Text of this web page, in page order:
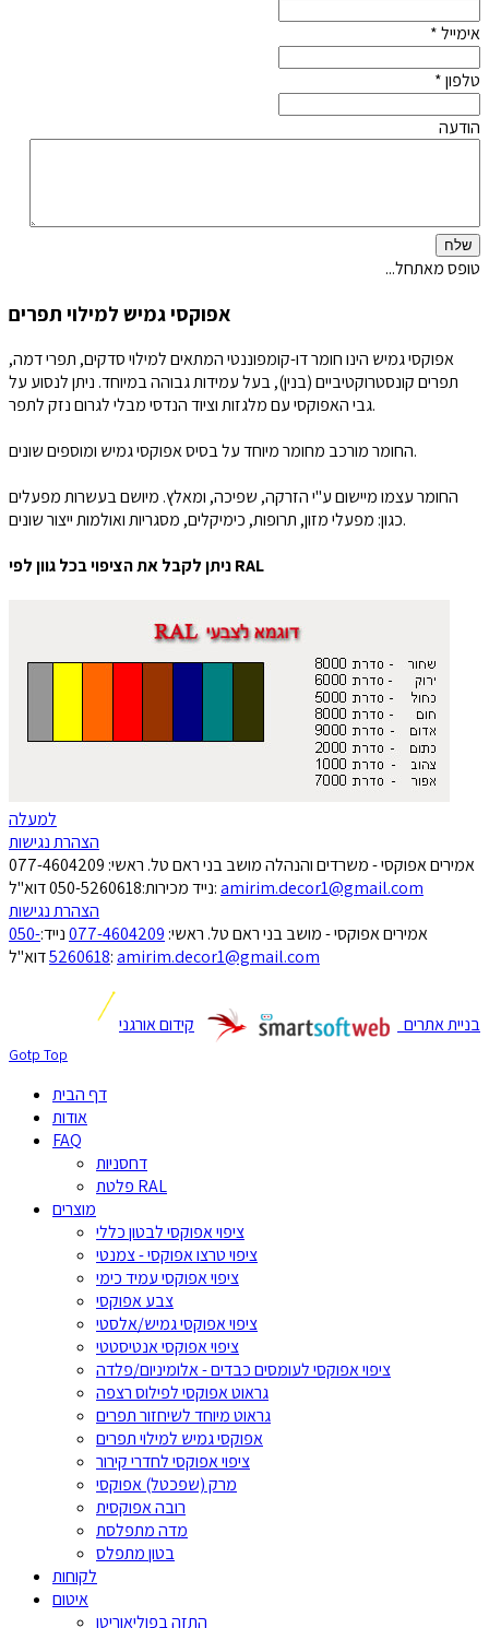
אימייל*
טלפון*
הודעה
שלח
טופס מאתחל...
אפוקסי גמיש למילוי תפרים
אפוקסי גמיש הינו חומר דו-קומפוננטי המתאים למילוי סדקים, תפרי דמה,
תפרים קונסטרוקטיביים (בנין), בעל עמידות גבוהה במיוחד. ניתן לנסוע על
גבי האפוקסי עם מלגזות וציוד הנדסי מבלי לגרום נזק לתפר.
החומר מורכב מחומר מיוחד על בסיס אפוקסי גמיש ומוספים שונים.
החומר עצמו מיישום ע"י הזרקה, שפיכה, ומאלץ. מיושם בעשרות מפעלים
כגון: מפעלי מזון, תרופות, כימיקלים, מסגריות ואולמות ייצור שונים.
ניתן לקבל את הציפוי בכל גוון לפי RAL
למעלה
הצהרת נגישות
אמירים אפוקסי - משרדים והנהלה מושב בני ראם טל. ראשי: 077-4604209
נייד מכירות:050-5260618 דוא"ל:amirim.decor1@gmail.com
הצהרת נגישות
אמירים אפוקסי - מושב בני ראם טל. ראשי: 077-4604209נייד:050-
5260618דוא"ל:amirim.decor1@gmail.com
בניית אתרים קידום אורגני
Gotp Top
דף הבית
אודות
FAQ
דחסניות
פלטת RAL
מוצרים
ציפוי אפוקסי לבטון כללי
ציפוי טרצו אפוקסי - צמנטי
ציפוי אפוקסי עמיד כימי
צבע אפוקסי
ציפוי אפוקסי גמיש/אלסטי
ציפוי אפוקסי אנטיסטטי
ציפוי אפוקסי לעומסים כבדים - אלומיניום/פלדה
גראוט אפוקסי לפילוס רצפה
גראוט מיוחד לשיחזור תפרים
אפוקסי גמיש למילוי תפרים
ציפוי אפוקסי לחדרי קירור
מרק (שפכטל) אפוקסי
רובה אפוקסית
מדה מתפלסת
בטון מתפלס
לקוחות
איטום
התזה בפוליאוריטן